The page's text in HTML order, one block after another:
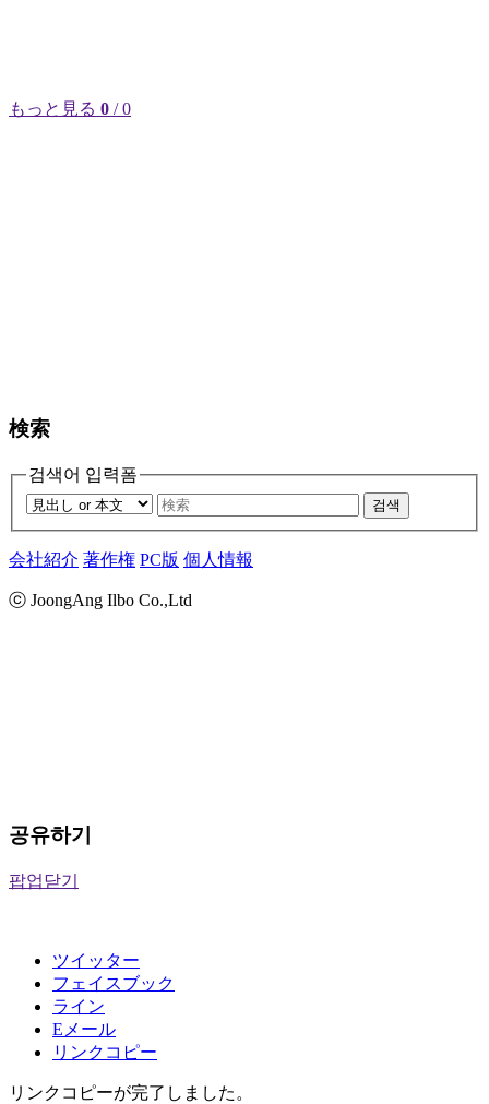
もっと見る 0 / 0
検索
검색어 입력폼
검색
会社紹介 著作権 PC版 個人情報
ⓒ JoongAng Ilbo Co.,Ltd
공유하기
팝업닫기
ツイッター
フェイスブック
ライン
Eメール
リンクコピー
リンクコピーが完了しました。